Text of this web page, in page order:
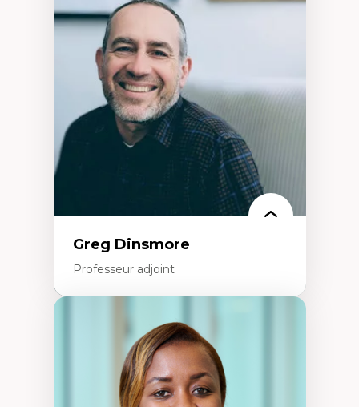
Démocratisation des nouvelles
technologies et biotechnologies
Données ouvertes
Bioart, programmation et électronique
créatives
Histoire sociale et culturelle des
technologies numériques
Résistances et droits numériques
Internet des objets
Métavers
Problématiques relatives à l’intelligence
artificielle, l’apprentissage machine et les
Féminismes et nouvelles technologies
Greg Dinsmore
Professeur adjoint
Fragmentation des auditoires médiatiques
Analyse multi-plateforme des auditoires
médiatiques
Analyse des comportements numériques à
travers les données massives et l’IA